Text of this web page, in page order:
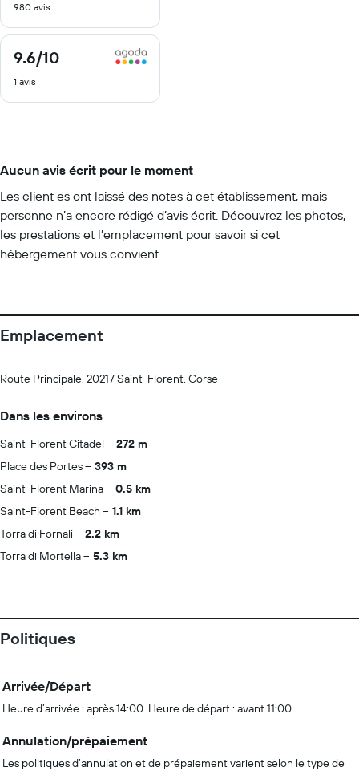
10
980 avis
9.6/10
9.6
10
1 avis
Aucun avis écrit pour le moment
Les client·es ont laissé des notes à cet établissement, mais
personne n’a encore rédigé d’avis écrit. Découvrez les photos,
les prestations et l’emplacement pour savoir si cet
hébergement vous convient.
Emplacement
Route Principale, 20217 Saint-Florent, Corse
Dans les environs
Saint-Florent Citadel
272 m
Place des Portes
393 m
Saint-Florent Marina
0.5 km
Saint-Florent Beach
1.1 km
Torra di Fornali
2.2 km
Torra di Mortella
5.3 km
Politiques
Arrivée/Départ
Heure d’arrivée : après 14:00. Heure de départ : avant 11:00.
Annulation/prépaiement
Les politiques d’annulation et de prépaiement varient selon le type de